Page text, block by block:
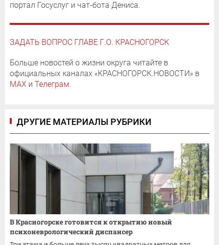
портал Госуслуг и чат-бота Дениса.
ЗАДАТЬ ВОПРОС ГЛАВЕ Г.О. КРАСНОГОРСК
Больше новостей о жизни округа читайте в
официальных каналах «КРАСНОГОРСК.НОВОСТИ» в
MAX и Телеграм.
ДРУГИЕ МАТЕРИАЛЫ РУБРИКИ
В Красногорске готовится к открытию новый
психоневрологический диспансер